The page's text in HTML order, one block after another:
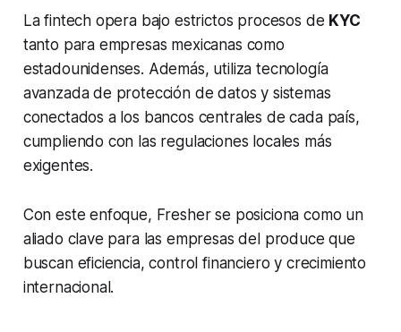
La fintech opera bajo estrictos procesos de KYC
tanto para empresas mexicanas como
estadounidenses. Además, utiliza tecnología
avanzada de protección de datos y sistemas
conectados a los bancos centrales de cada país,
cumpliendo con las regulaciones locales más
exigentes.
Con este enfoque, Fresher se posiciona como un
aliado clave para las empresas del produce que
buscan eficiencia, control financiero y crecimiento
internacional.